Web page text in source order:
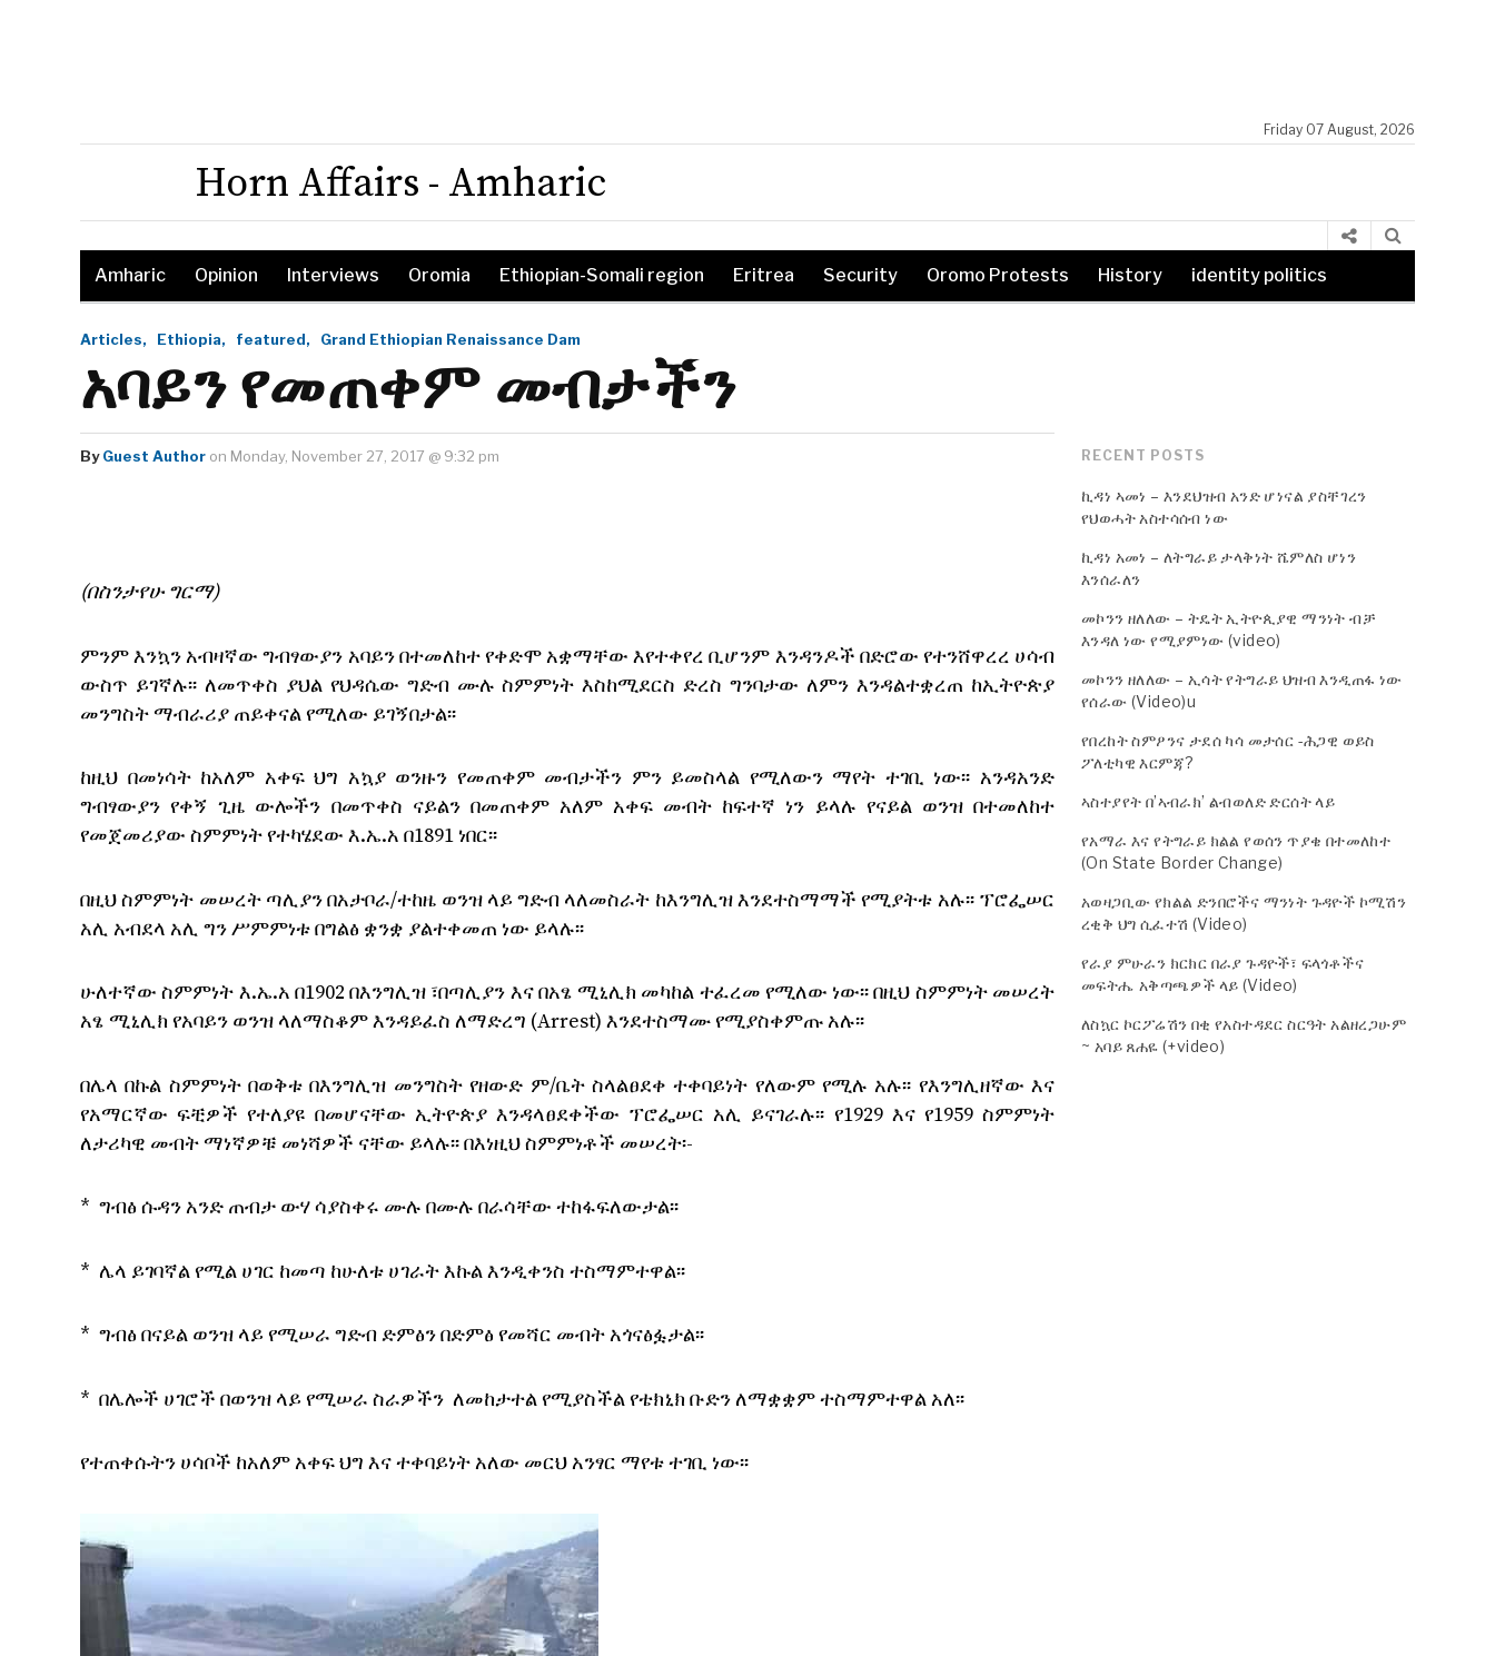
Friday 07 August, 2026
Horn Affairs - Amharic
Amharic Opinion Interviews Oromia Ethiopian-Somali region Eritrea Security Oromo Protests History identity politics
Articles, Ethiopia, featured, Grand Ethiopian Renaissance Dam
አባይን የመጠቀም መብታችን
By Guest Author on Monday, November 27, 2017 @ 9:32 pm
(በስንታየሁ ግርማ)
ምንም እንኳን አብዛኛው ግብፃውያን አባይን በተመለከተ የቀድሞ አቋማቸው እየተቀየረ ቢሆንም እንዳንዶች በድሮው የተንሸዋረረ ሀሳብ
ውስጥ ይገኛሉ፡፡ ለመጥቀስ ያህል የህዳሴው ግድብ ሙሉ ስምምነት እስከሚደርስ ድረስ ግንባታው ለምን እንዳልተቋረጠ ከኢትዮጵያ
መንግስት ማብራሪያ ጠይቀናል የሚለው ይገኝበታል፡፡
ከዚህ በመነሳት ከአለም አቀፍ ህግ አኳያ ወንዙን የመጠቀም መብታችን ምን ይመስላል የሚለውን ማየት ተገቢ ነው፡፡ አንዳአንድ
ግብፃውያን የቀኝ ጊዜ ውሎችን በመጥቀስ ናይልን በመጠቀም አለም አቀፍ መብት ከፍተኛ ነን ይላሉ የናይል ወንዝ በተመለከተ
የመጀመሪያው ስምምነት የተካሄደው እ.ኤ.አ በ1891 ነበር፡፡
በዚህ ስምምነት መሠረት ጣሊያን በአታቦራ/ተከዜ ወንዝ ላይ ግድብ ላለመስራት ከእንግሊዝ እንደተስማማች የሚያትቱ አሉ፡፡ ፕሮፌሠር
አሊ አብደላ አሊ ግን ሥምምነቱ በግልፅ ቋንቋ ያልተቀመጠ ነው ይላሉ፡፡
ሁለተኛው ስምምነት እ.ኤ.አ በ1902 በእንግሊዝ ፣በጣሊያን እና በአፄ ሚኒሊክ መካከል ተፈረመ የሚለው ነው፡፡ በዚህ ስምምነት መሠረት
አፄ ሚኒሊክ የአባይን ወንዝ ላለማስቆም እንዳይፈስ ለማድረግ (Arrest) እንደተስማሙ የሚያስቀምጡ አሉ፡፡
በሌላ በኩል ስምምነት በወቅቱ በእንግሊዝ መንግስት የዘውድ ም/ቤት ስላልፀደቀ ተቀባይነት የለውም የሚሉ አሉ፡፡ የእንግሊዘኛው እና
የአማርኛው ፍቺዎች የተለያዩ በመሆናቸው ኢትዮጵያ እንዳላፀደቀችው ፕሮፌሠር አሊ ይናገራሉ፡፡ የ1929 እና የ1959 ስምምነት
ለታሪካዊ መብት ማነኛዎቹ መነሻዎች ናቸው ይላሉ፡፡ በእነዚህ ስምምነቶች መሠረት፡-
* ግብፅ ሱዳን አንድ ጠብታ ውሃ ሳያስቀሩ ሙሉ በሙሉ በራሳቸው ተከፋፍለውታል፡፡
* ሌላ ይገባኛል የሚል ሀገር ከመጣ ከሁለቱ ሀገራት እኩል እንዲቀንስ ተስማምተዋል፡፡
* ግብፅ በናይል ወንዝ ላይ የሚሠራ ግድብ ድምፅን በድምፅ የመሻር መብት አጎናፅፏታል፡፡
* በሌሎች ሀገሮች በወንዝ ላይ የሚሠራ ስራዎችን ለመከታተል የሚያስችል የቴክኒክ ቡድን ለማቋቋም ተስማምተዋል አለ፡፡
የተጠቀሱትን ሀሳቦች ከአለም አቀፍ ህግ እና ተቀባይነት አለው መርህ አንፃር ማየቱ ተገቢ ነው፡፡
RECENT POSTS
ኪዳነ ኣመነ – እንደህዝብ አንድ ሆነናል ያስቸገረን
የህወሓት አስተሳሰብ ነው
ኪዳነ አመነ – ለትግራይ ታላቅነት ሼምለስ ሆነን
እንሰራለን
መኮንን ዘለለው – ትዴት ኢትዮጲያዊ ማንነት ብቻ
እንዳለ ነው የሚያምነው (video)
መኮንን ዘለለው – ኢሳት የትግራይ ህዝብ እንዲጠፋ ነው
የሰራው (Video)u
የበረከት ስምዖንና ታደሰ ካሳ መታሰር -ሕጋዊ ወይስ
ፖለቲካዊ እርምጃ?
ኣስተያየት በ’ኣብራክ’ ልብወለድ ድርሰት ላይ
የአማራ እና የትግራይ ክልል የወሰን ጥያቄ በተመለከተ
(On State Border Change)
አወዛጋቢው የክልል ድንበሮችና ማንነት ጉዳዮች ኮሚሽን
ረቂቅ ህግ ሲፈተሽ (Video)
የራያ ምሁራን ክርክር በራያ ጉዳዮች፣ ፍላጎቶችና
መፍትሔ አቅጣጫዎች ላይ (Video)
ለስኳር ኮርፖሬሽን በቂ የአስተዳደር ስርዓት አልዘረጋሁም
~ አባይ ጸሐዬ (+video)